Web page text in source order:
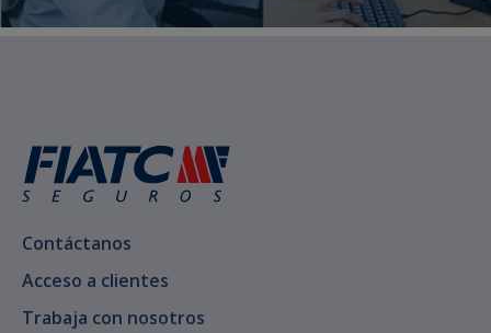
Contáctanos
Acceso a clientes
Trabaja con nosotros